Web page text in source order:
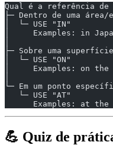
Qual é a referência de
├─ Dentro de uma
│  └─ USE "IN"
│     Examples: in
├─ Sobre uma
│  └─ USE "ON"
│     Examples: on
└─ Em um ponto
   └─ USE "AT"
Examples: at the
💪 Quiz de